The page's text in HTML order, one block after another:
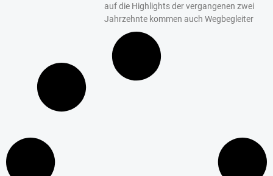
auf die Highlights der vergangenen zwei
Jahrzehnte kommen auch Wegbegleiter